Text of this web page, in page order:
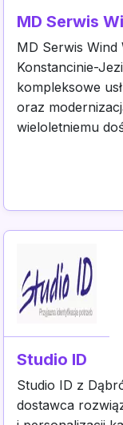
MD Serwis
MD Serwis Wind
Konstancinie-
kompleksowe
oraz
wieloletniemu
Studio ID
Studio ID z
dostawca